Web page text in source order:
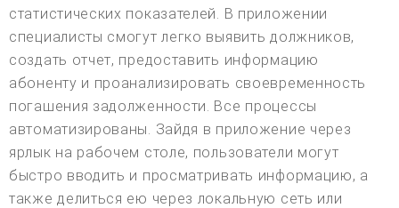
статистических показателей. В приложении
специалисты смогут легко выявить должников,
создать отчет, предоставить информацию
абоненту и проанализировать своевременность
погашения задолженности. Все процессы
автоматизированы. Зайдя в приложение через
ярлык на рабочем столе, пользователи могут
быстро вводить и просматривать информацию, а
также делиться ею через локальную сеть или